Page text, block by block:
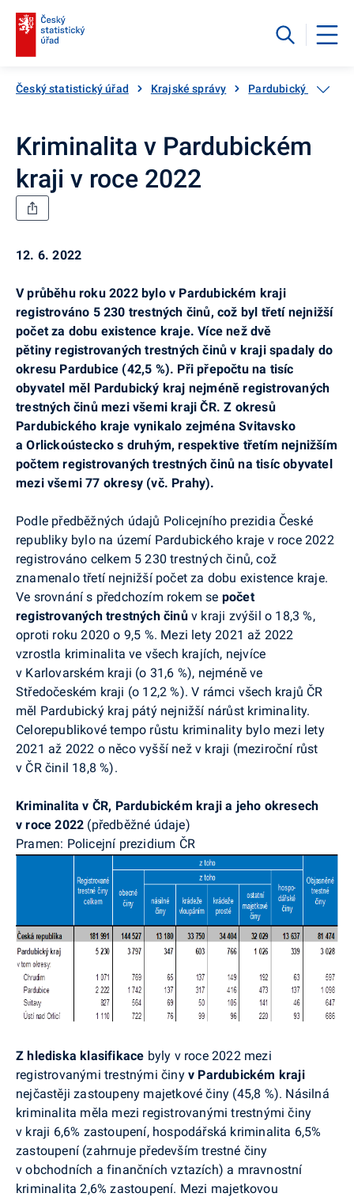
Český statistický úřad Krajské správy Pardubický kraj
Kriminalita v Pardubickém
kraji v roce 2022
12. 6. 2022
V průběhu roku 2022 bylo v Pardubickém kraji
registrováno 5 230 trestných činů, což byl třetí nejnižší
počet za dobu existence kraje. Více než dvě
pětiny registrovaných trestných činů v kraji spadaly do
okresu Pardubice (42,5 %). Při přepočtu na tisíc
obyvatel měl Pardubický kraj nejméně registrovaných
trestných činů mezi všemi kraji ČR. Z okresů
Pardubického kraje vynikalo zejména Svitavsko
aOrlickoústecko s druhým, respektive třetím nejnižším
počtem registrovaných trestných činů na tisíc obyvatel
mezi všemi 77 okresy (vč. Prahy).
Podle předběžných údajů Policejního prezidia České
republiky bylo na území Pardubického kraje v roce 2022
registrováno celkem 5 230 trestných činů, což
znamenalo třetí nejnižší počet za dobu existence kraje.
Ve srovnání s předchozím rokem se počet
registrovaných trestných činův kraji zvýšil o 18,3 %,
oproti roku 2020 o 9,5 %. Mezi lety 2021 až 2022
vzrostla kriminalita ve všech krajích, nejvíce
v Karlovarském kraji (o 31,6 %), nejméně ve
Středočeském kraji (o 12,2 %). V rámci všech krajů ČR
měl Pardubický kraj pátý nejnižší nárůst kriminality.
Celorepublikové tempo růstu kriminality bylo mezi lety
2021 až 2022 o něco vyšší než v kraji (meziroční růst
v ČR činil 18,8 %).
Kriminalita v ČR, Pardubickém kraji a jeho okresech
v roce 2022 (předběžné údaje)
Pramen: Policejní prezidium ČR
Z hlediska klasifikace byly v roce 2022 mezi
registrovanými trestnými činy v Pardubickém kraji
nejčastěji zastoupeny majetkové činy (45,8 %). Násilná
kriminalita měla mezi registrovanými trestnými činy
v kraji 6,6% zastoupení, hospodářská kriminalita 6,5%
zastoupení (zahrnuje především trestné činy
v obchodních a finančních vztazích) a mravnostní
kriminalita 2,6% zastoupení. Mezi majetkovou